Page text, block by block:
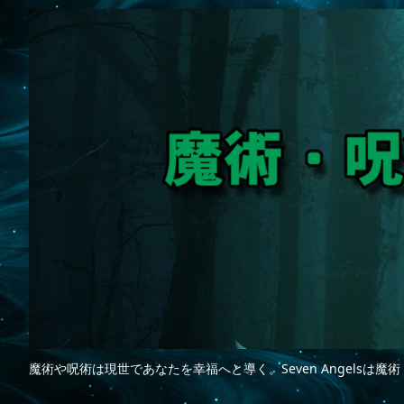
魔術や呪術は現世であなたを幸福へと導く。Seven Angelsは魔